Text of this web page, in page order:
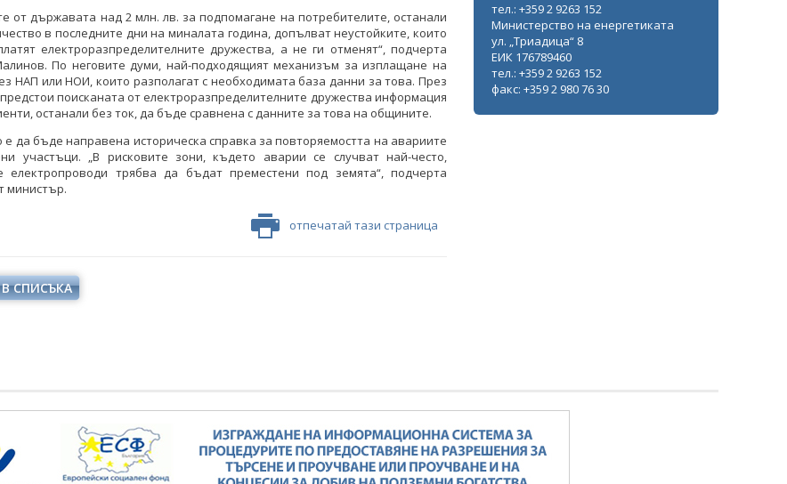
от държавата над 2 млн. лв. за подпомагане на потребителите, останали
в последните дни на миналата година, допълват неустойките, които
електроразпределителните дружества, а не ги отменят“, подчерта
По неговите думи, най-подходящият механизъм за изплащане на
НАП или НОИ, които разполагат с необходимата база данни за това. През
поисканата от електроразпределителните дружества информация
останали без ток, да бъде сравнена с данните за това на общините.
да бъде направена историческа справка за повторяемостта на авариите
участъци. „В рисковите зони, където аварии се случват най-често,
електропроводи трябва да бъдат преместени под земята“, подчерта
министър.
отпечатай тази страница
СПИСЪКА
тел.: +359 2 9263 152
Министерство на енергетиката
ул. „Триадица“ 8
ЕИК 176789460
тел.: +359 2 9263 152
факс: +359 2 980 76 30